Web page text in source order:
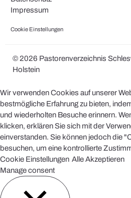
Impressum
Cookie Einstellungen
© 2026 Pastorenverzeichnis
Holstein
Wir verwenden Cookies auf unserer
bestmögliche Erfahrung zu bieten,
und wiederholten Besuche erinnern.
klicken, erklären Sie sich mit der
einverstanden. Sie können jedoch die
besuchen, um eine kontrollierte
Cookie Einstellungen Alle Akzeptieren
Manage consent